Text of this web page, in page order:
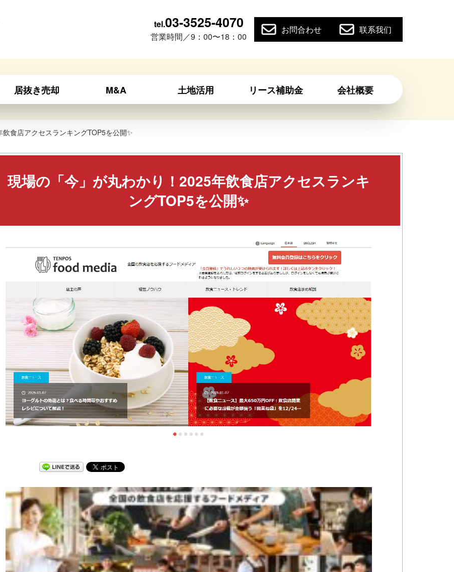
tel.03-3525-4070
営業時間／9：00〜18：00
お問合わせ 联系我们
居抜き売却 M&A 土地活用 リース補助金 会社概要
食店アクセスランキングTOP5を公開✨
現場の「今」が丸わかり！2025年飲食店アクセスランキ
ングTOP5を公開✨